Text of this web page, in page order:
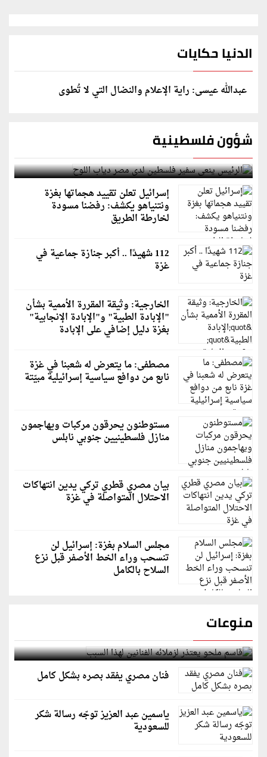
الدنيا حكايات
عبدالله عيسى: راية الإعلام والنضال التي لا تُطوى
شؤون فلسطينية
الرئيس ينعى سفير فلسطين لدى مصر دياب اللوح
إسرائيل تعلن تقييد هجماتها بغزة
ونتنياهو يكشف: رفضنا مسودة
لخارطة الطريق
112 شهيدًا .. أكبر جنازة جماعية في
غزة
الخارجية: وثيقة المقررة الأممية بشأن
"الإبادة الطبية" و"الإبادة الإنجابية"
بغزة دليل إضافي على الإبادة
مصطفى: ما يتعرض له شعبنا في غزة
نابع من دوافع سياسية إسرائيلية مبيّتة
مستوطنون يحرقون مركبات ويهاجمون
منازل فلسطينيين جنوبي نابلس
بيان مصري قطري تركي يدين انتهاكات
الاحتلال المتواصلة في غزة
مجلس السلام بغزة: إسرائيل لن
تنسحب وراء الخط الأصفر قبل نزع
السلاح بالكامل
منوعات
قاسم ملحو يعتذر لزملائه الفنانين لهذا السبب
فنان مصري يفقد بصره بشكل كامل
ياسمين عبد العزيز توجّه رسالة شكر
للسعودية